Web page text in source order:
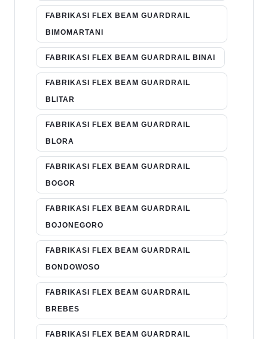
FABRIKASI FLEX BEAM GUARDRAIL
BIMOMARTANI
FABRIKASI FLEX BEAM GUARDRAIL BINAI
FABRIKASI FLEX BEAM GUARDRAIL
BLITAR
FABRIKASI FLEX BEAM GUARDRAIL
BLORA
FABRIKASI FLEX BEAM GUARDRAIL
BOGOR
FABRIKASI FLEX BEAM GUARDRAIL
BOJONEGORO
FABRIKASI FLEX BEAM GUARDRAIL
BONDOWOSO
FABRIKASI FLEX BEAM GUARDRAIL
BREBES
FABRIKASI FLEX BEAM GUARDRAIL